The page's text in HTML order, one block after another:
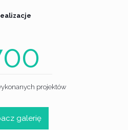
projektów
galerię